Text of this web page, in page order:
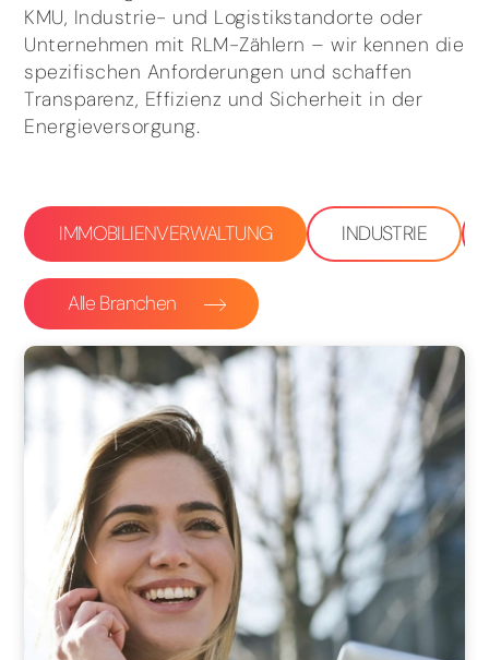
KMU, Industrie- und Logistikstandorte oder
Unternehmen mit RLM-Zählern – wir kennen die
spezifischen Anforderungen und schaffen
Transparenz, Effizienz und Sicherheit in der
Energieversorgung.
IMMOBILIENVERWALTUNG INDUSTRIE
Alle Branchen